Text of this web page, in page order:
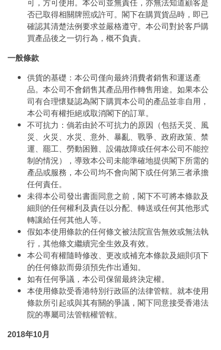
可，方可使用。本公司並無責任，亦無法知道顧客是
否已取得相關牌照或許可。閣下在購買貨品時，即已
確認其清楚法例要求並嚴格遵守。本公司對於客戶購
買產品後之一切行為，概不負責。
一般條款
供貨的基礎：本公司僅向最終消費者銷售和運送產
品。本公司不會銷售其產品用作轉售用途。如果本公
司有合理懷疑認為閣下購買本公司的產品並非自用，
本公司有權拒絕或取消閣下的訂單。
不可抗力：倘若由於不可抗力的原因（包括天災、風
災、火災、水災、意外、暴亂、戰爭、政府政策、禁
運、罷工、勞動困難、設備故障或任何本公司不能控
制的情況），導致本公司未能準確地提供閣下所需的
產品或服務，本公司均不會向閣下或任何第三者承擔
任何責任。
未得本公司發出書面同意之前，閣下不可將本條款及
細則的任何權利及責任以分配、轉送或任何其他形式
轉讓給任何其他人等。
假如本使用條款的任何條文被法院宣告無效或無法執
行，其他條文繼續完全生效及有效。
本公司有權隨時修改、更改或補充本條款及細則項下
的任何條款而毋須預先作出通知。
如有任何爭議，本公司保留最終決定權。
本使用條款受香港特別行政區的法律管轄。就本使用
條款所引起或與其有關的爭議，閣下同意接受香港法
院的專屬司法管轄權管轄。
2018年10月